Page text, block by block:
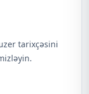
tarixçəsini